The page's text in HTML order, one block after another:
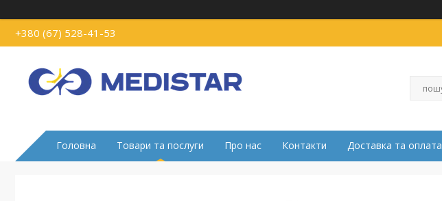
+380 (67) 528-41-53
Головна Товари та послуги Про нас Контакти Доставка та оплата